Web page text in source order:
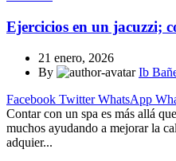
Ejercicios en un jacuzzi;
21 enero, 2026
By
Ib
Facebook Twitter WhatsApp
Contar con un spa es más allá
muchos ayudando a mejorar la
adquier...